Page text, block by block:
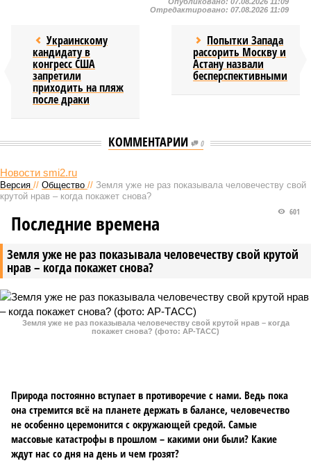
Отредактировано: 07.08.2026 11:09
Украинскому
кандидату в
конгресс США
запретили
приходить на пляж
после драки
Попытки Запада
рассорить Москву и
Астану назвали
бесперспективными
КОММЕНТАРИИ 0
Новости smi2.ru
Версия // Общество // Земля уже не раз показывала человечеству свой
крутой нрав – когда покажет снова?
Земля уже не раз показывала человечеству свой крутой
нрав – когда покажет снова?
601
Последние времена
Земля уже не раз показывала человечеству свой крутой нрав – когда
покажет снова? (фото: АР-ТАСС)
Природа постоянно вступает в противоречие с нами. Ведь пока
она стремится всё на планете держать в балансе, человечество
не особенно церемонится с окружающей средой. Самые
массовые катастрофы в прошлом – какими они были? Какие
ждут нас со дня на день и чем грозят?